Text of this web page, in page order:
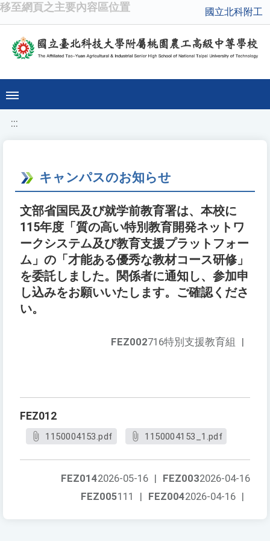
移至網頁之主要內容區位置 國立北科附工
:::
キャンパスのお知らせ
文部省国民及び就学前教育署は、本校に
115年度「質の高い特別教育開発ネットワ
ークシステム及び教育支援プラットフォー
ム」の「才能ある優秀な教材コース研修」
を委託しました。関係者に通知し、参加申
し込みをお願いいたします。ご確認くださ
い。
FEZ002716特別支援教育組 |
FEZ012
1150004153.pdf 1150004153_1.pdf
FEZ0032026-04-16
FEZ0142026-05-16 |
FEZ0042026-04-16 |
FEZ005111 |